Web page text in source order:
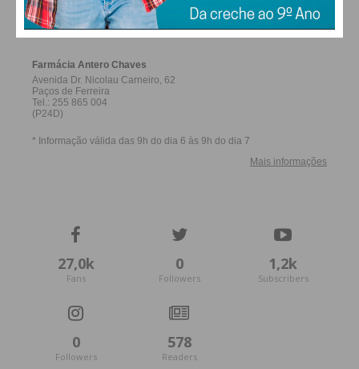
FERREIRA
27,0k
Fans
0
Followers
1,2k
Subscribers
0
Followers
578
Readers